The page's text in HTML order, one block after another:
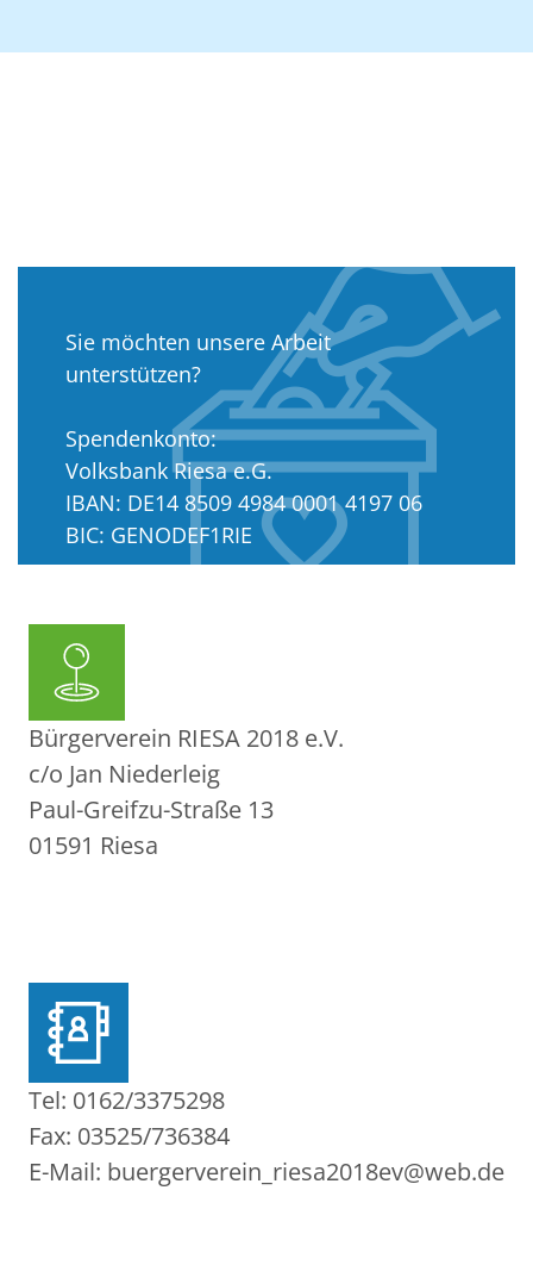
Sie möchten unsere Arbeit
unterstützen?
Spendenkonto:
Volksbank Riesa e.G.
IBAN: DE14 8509 4984 0001 4197 06
BIC: GENODEF1RIE
Bürgerverein RIESA 2018 e.V.
c/o Jan Niederleig
Paul-Greifzu-Straße 13
01591 Riesa
Tel: 0162/3375298
Fax: 03525/736384
E-Mail: buergerverein_riesa2018ev@web.de